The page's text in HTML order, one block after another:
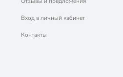
Вход в личный кабинет
Контакты